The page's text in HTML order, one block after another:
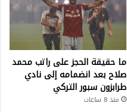
ما حقيقة الحجز على راتب محمد
صلاح بعد انضمامه إلى نادي
طرابزون سبور التركي
منذ 8 ساعات